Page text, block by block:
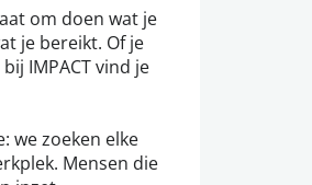
om doen wat je
je bereikt. Of je
IMPACT vind je
we zoeken elke
Mensen die